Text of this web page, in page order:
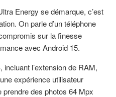
Energy se démarque, c’est
On parle d’un téléphone
sur la finesse
avec Android 15.
incluant l’extension de RAM,
expérience utilisateur
des photos 64 Mpx